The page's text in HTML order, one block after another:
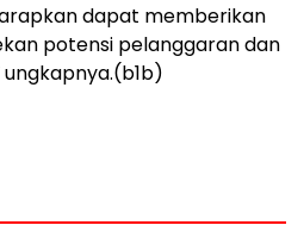
dapat memberikan
potensi pelanggaran dan